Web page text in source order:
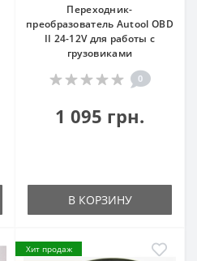
Переходник-
преобразователь Autool OBD
II 24-12V для работы с
грузовиками
0
1 095 грн.
В КОРЗИНУ
Хит продаж